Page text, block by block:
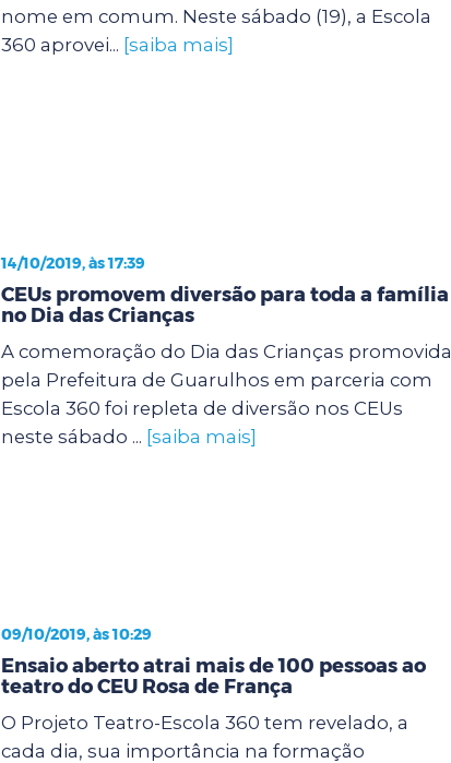
nome em comum. Neste sábado (19), a Escola
360 aprovei... [saiba mais]
14/10/2019, às 17:39
CEUs promovem diversão para toda a família
no Dia das Crianças
A comemoração do Dia das Crianças promovida
pela Prefeitura de Guarulhos em parceria com
Escola 360 foi repleta de diversão nos CEUs
neste sábado ... [saiba mais]
09/10/2019, às 10:29
Ensaio aberto atrai mais de 100 pessoas ao
teatro do CEU Rosa de França
O Projeto Teatro-Escola 360 tem revelado, a
cada dia, sua importância na formação